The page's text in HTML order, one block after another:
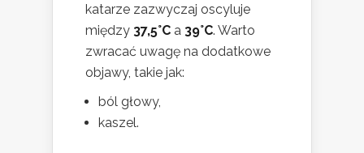
katarze zazwyczaj oscyluje
między 37,5°C a 39°C. Warto
zwracać uwagę na dodatkowe
objawy, takie jak:
ból głowy,
kaszel.